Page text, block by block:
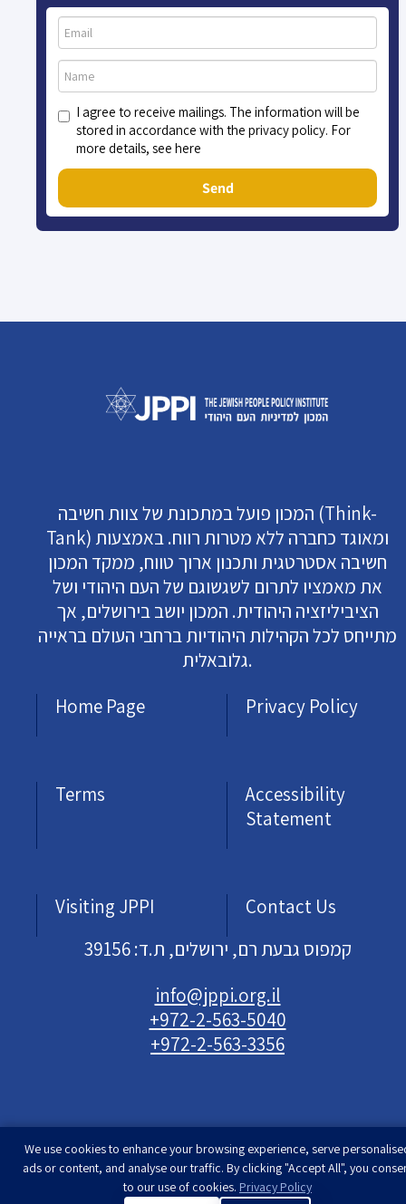
I agree to receive mailings. The information will be
stored in accordance with the privacy policy. For
more details, see here
Send
המכון פועל במתכונת של צוות חשיבה (Think-
Tank) ומאוגד כחברה ללא מטרות רווח. באמצעות
חשיבה אסטרטגית ותכנון ארוך טווח, ממקד המכון
את מאמציו לתרום לשגשוגם של העם היהודי ושל
הציביליזציה היהודית. המכון יושב בירושלים, אך
מתייחס לכל הקהילות היהודיות ברחבי העולם בראייה
גלובאלית.
Home Page
Privacy Policy
Terms
Accessibility
Statement
Visiting JPPI
Contact Us
קמפוס גבעת רם, ירושלים, ת.ד: 39156
info@jppi.org.il
+972-2-563-5040
+972-2-563-3356
Developed & designed byRimon Studio| The
Jewish People Policy Institute | All rights
We use cookies to enhance your browsing experience, serve
ads or content, and analyse our traffic. By clicking "Accept All", you
to our use of cookies. Privacy Policy